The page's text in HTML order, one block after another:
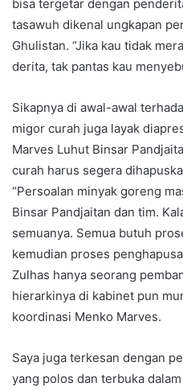
bisa tergetar dengan
tasawuh dikenal ungkapan
Ghulistan. “Jika kau tidak
derita, tak pantas kau
Sikapnya di awal-awal
migor curah juga layak
Marves Luhut Binsar
curah harus segera
“Persoalan minyak goreng
Binsar Pandjaitan dan tim.
semuanya. Semua butuh
kemudian proses
Zulhas hanya seorang
hierarkinya di kabinet pun
koordinasi Menko Marves.
Saya juga terkesan dengan
yang polos dan terbuka